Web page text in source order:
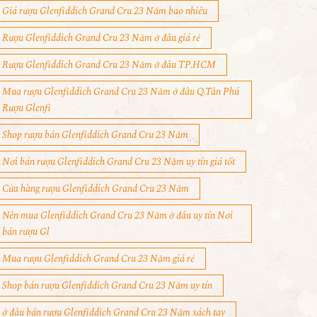
Giá rượu Glenfiddich Grand Cru 23 Năm bao nhiêu
Rượu Glenfiddich Grand Cru 23 Năm ở đâu giá rẻ
Rượu Glenfiddich Grand Cru 23 Năm ở đâu TP.HCM
Mua rượu Glenfiddich Grand Cru 23 Năm ở đâu Q.Tân Phú
Rượu Glenfi
Shop rượu bán Glenfiddich Grand Cru 23 Năm
Nơi bán rượu Glenfiddich Grand Cru 23 Năm uy tín giá tốt
Cửa hàng rượu Glenfiddich Grand Cru 23 Năm
Nên mua Glenfiddich Grand Cru 23 Năm ở đâu uy tín Nơi
bán rượu Gl
Mua rượu Glenfiddich Grand Cru 23 Năm giá rẻ
Shop bán rượu Glenfiddich Grand Cru 23 Năm uy tín
ở đâu bán rượu Glenfiddich Grand Cru 23 Năm xách tay